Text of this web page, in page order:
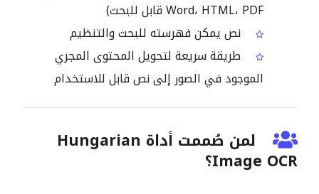
Word، HTML، PDF قابل للبحث)
نص يمكن فهرسته للبحث والتنظيم
طريقة سريعة لتحويل المحتوى المجري
الموجود في الصور إلى نص قابل للاستخدام
لمن صُممت أداة Hungarian
Image OCR؟